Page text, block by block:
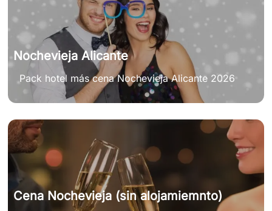
Nochevieja Alicante
Pack hotel más cena Nochevieja Alicante 2026
Cena Nochevieja (sin alojamiemnto)